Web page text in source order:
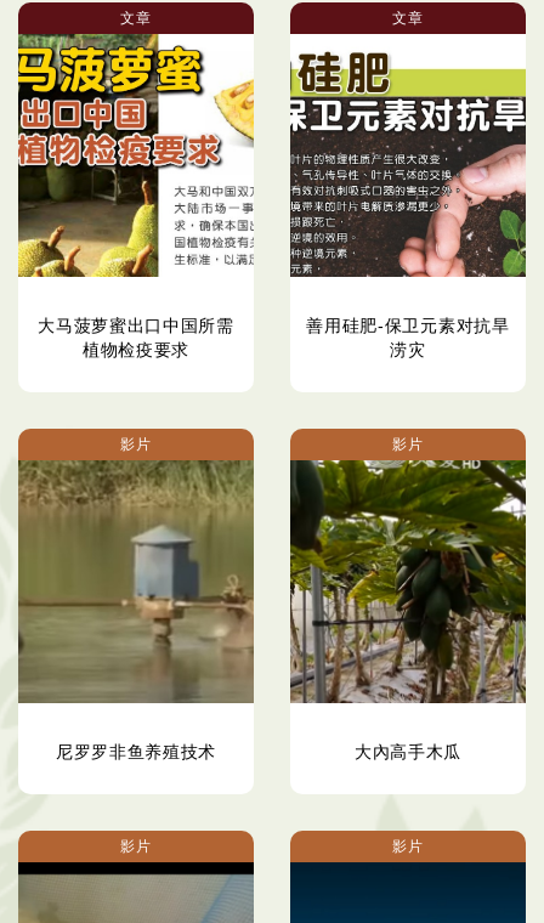
文章
大马菠萝蜜出口中国所需
植物检疫要求
文章
善用硅肥-保卫元素对抗旱
涝灾
影片
尼罗罗非鱼养殖技术
影片
大內高手木瓜
影片 影片